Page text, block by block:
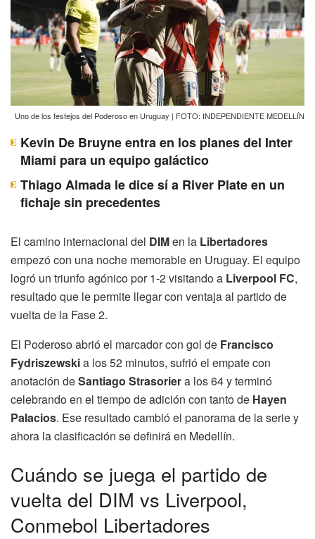
Uno de los festejos del Poderoso en Uruguay | FOTO: INDEPENDIENTE MEDELLÍN
Kevin De Bruyne entra en los planes del Inter
Miami para un equipo galáctico
Thiago Almada le dice sí a River Plate en un
fichaje sin precedentes
El camino internacional del DIMen la Libertadores
empezó con una noche memorable en Uruguay. El equipo
logró un triunfo agónico por 1-2 visitando a Liverpool FC,
resultado que le permite llegar con ventaja al partido de
vuelta de la Fase 2.
El Poderoso abrió el marcador con gol de Francisco
Fydriszewskia los 52 minutos, sufrió el empate con
anotación deSantiago Strasoriera los 64 y terminó
celebrando en el tiempo de adición con tanto de Hayen
Palacios. Ese resultado cambió el panorama de la serie y
ahora la clasificación se definirá en Medellín.
Cuándo se juega el partido de
vuelta del DIM vs Liverpool,
Conmebol Libertadores